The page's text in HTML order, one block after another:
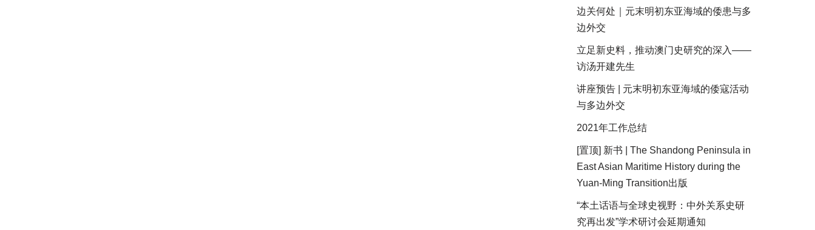
边关何处｜元末明初东亚海域的倭患与多
边外交
立足新史料，推动澳门史研究的深入——
访汤开建先生
讲座预告 | 元末明初东亚海域的倭寇活动
与多边外交
2021年工作总结
[置顶] 新书 | The Shandong Peninsula in
East Asian Maritime History during the
Yuan-Ming Transition出版
“本土话语与全球史视野：中外关系史研
究再出发”学术研讨会延期通知